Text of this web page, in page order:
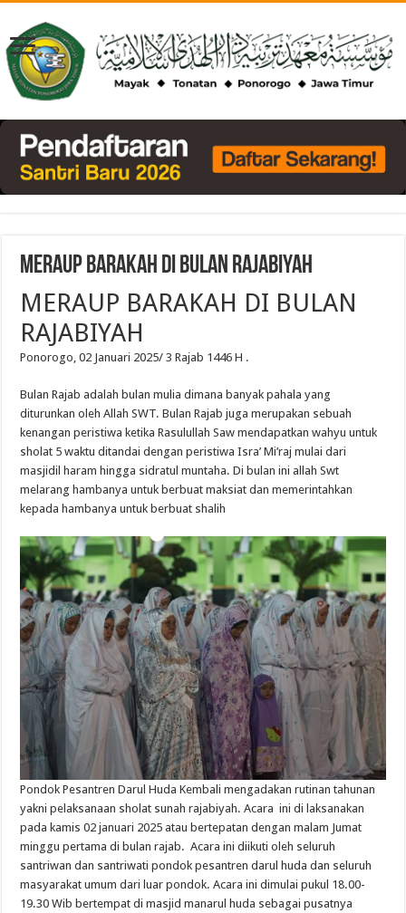
MERAUP BARAKAH DI BULAN RAJABIYAH
MERAUP BARAKAH DI BULAN
RAJABIYAH
Ponorogo, 02 Januari 2025/ 3 Rajab 1446H .
Bulan Rajabadalah bulan mulia dimana banyak pahala yang
diturunkan oleh Allah SWT.Bulan Rajab jugamerupakan sebuah
kenangan peristiwa ketika Rasulullah Sawmendapatkan wahyu untuk
sholat 5waktu ditandai dengan peristiwa Isra’Mi’raj mulai dari
masjidil haram hingga sidratul muntaha. Di bulan ini allah Swt
melarang hambanya untuk berbuat maksiat danmemerintahkan
kepada hambanya untuk berbuat shalih
Pondok Pesantren Darul HudaKembali mengadakan rutinan tahunan
yakni pelaksanaan sholat sunah rajabiyah.Acaraini di laksanakan
pada kamis 02januari 2025atau bertepatan dengan malam Jumat
minggu pertama di bulan rajab. Acaraini diikuti oleh seluruh
santriwan dan santriwati pondok pesantren darul huda dan seluruh
masyarakat umum dari luar pondok. Acaraini dimulai pukul 18.00-
19.30Wib bertempat di masjidmanarul huda sebagai pusatnya